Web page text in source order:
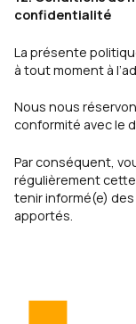
confidentialité
La présente
à tout moment à
Nous nous
conformité avec le
Par conséquent,
régulièrement
tenir informé(e)
apportés.